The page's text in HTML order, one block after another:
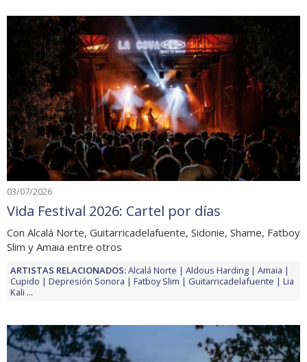
03/07/2026
Vida Festival 2026: Cartel por días
Con Alcalá Norte, Guitarricadelafuente, Sidonie, Shame, Fatboy
Slim y Amaia entre otros
ARTISTAS RELACIONADOS:Alcalá Norte Aldous Harding
Amaia
Cupido
Depresión Sonora Fatboy Slim Guitarricadelafuente
Lia
Kali ...